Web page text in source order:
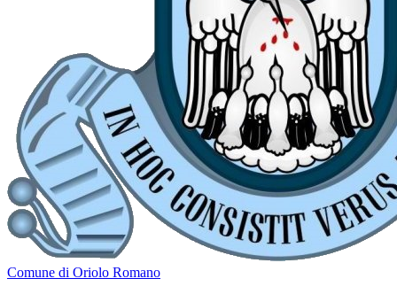
Comune di Oriolo Romano